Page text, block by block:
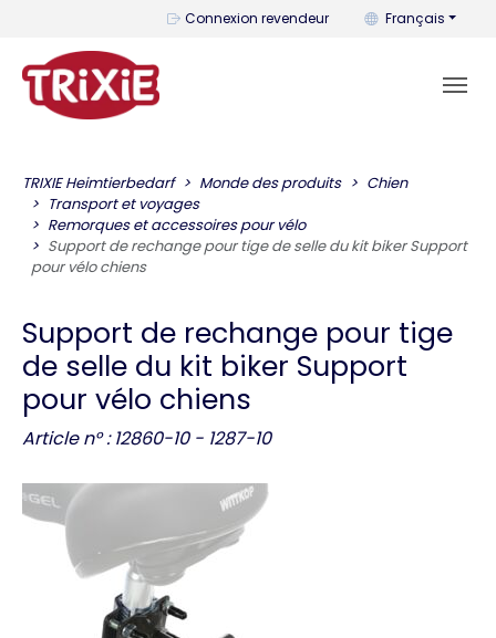
Connexion revendeur Vous pouvez
Français
TRIXIE Heimtierbedarf Monde des produits
Chien
Transport et voyages
Remorques et accessoires pour vélo
Support de rechange pour tige de selle du kit biker Support
pour vélo chiens
Support de rechange pour tige
de selle du kit biker Support
pour vélo chiens
Article n° : 12860-10 - 1287-10